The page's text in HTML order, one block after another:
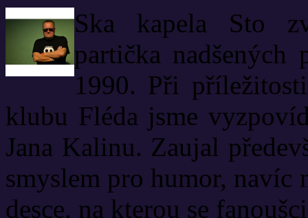
Ska kapela Sto
partička nadšených
1990. Při
klubu Fléda jsme
Jana Kalinu. Zaujal
smyslem pro humor, navíc
desce, na kterou se